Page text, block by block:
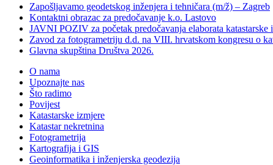
Zapošljavamo geodetskog inženjera i tehničara (m/ž) – Zagreb
Kontaktni obrazac za predočavanje k.o. Lastovo
JAVNI POZIV za početak predočavanja elaborata
Zavod za fotogrametriju d.d. na VIII. hrvatskom kongresu o
Glavna skupština Društva 2026.
O nama
Upoznajte nas
Što radimo
Povijest
Katastarske izmjere
Katastar nekretnina
Fotogrametrija
Kartografija i GIS
Geoinformatika i inženjerska geodezija